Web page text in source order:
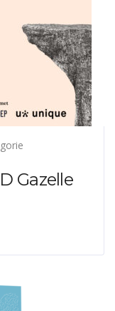
Gazelle